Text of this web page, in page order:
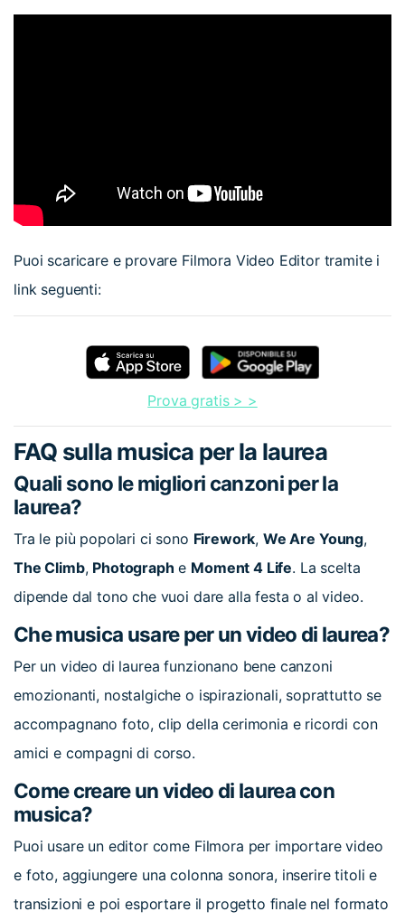
Puoi scaricare e provare Filmora Video Editor tramite i
link seguenti:
Prova gratis > >
FAQ sulla musica per la laurea
Quali sono le migliori canzoni per la
laurea?
Tra le più popolari ci sono Firework, We Are Young,
The Climb, Photograph e Moment 4 Life. La scelta
dipende dal tono che vuoi dare alla festa o al video.
Che musica usare per un video di laurea?
Per un video di laurea funzionano bene canzoni
emozionanti, nostalgiche o ispirazionali, soprattutto se
accompagnano foto, clip della cerimonia e ricordi con
amici e compagni di corso.
Come creare un video di laurea con
musica?
Puoi usare un editor come Filmora per importare video
e foto, aggiungere una colonna sonora, inserire titoli e
transizioni e poi esportare il progetto finale nel formato